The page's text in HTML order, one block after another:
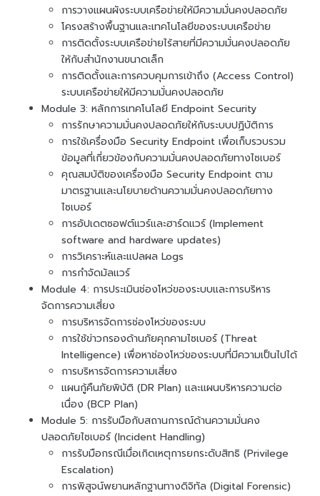
การวางแผนผังระบบเครือข่ายให้มีความมั่นคงปลอดภัย
โครงสร้างพื้นฐานและเทคโนโลยีของระบบเครือข่าย
การติดตั้งระบบเครือข่ายไร้สายที่มีความมั่นคงปลอดภัย
ให้กับสำนักงานขนาดเล็ก
การติดตั้งและการควบคุมการเข้าถึง (Access Control)
ระบบเครือข่ายให้มีความมั่นคงปลอดภัย
Module 3: หลักการเทคโนโลยี Endpoint Security
การรักษาความมั่นคงปลอดภัยให้กับระบบปฏิบัติการ
การใช้เครื่องมือ Security Endpoint เพื่อเก็บรวบรวม
ข้อมูลที่เกี่ยวข้องกับความมั่นคงปลอดภัยทางไซเบอร์
คุณสมบัติของเครื่องมือ Security Endpoint ตาม
มาตรฐานและนโยบายด้านความมั่นคงปลอดภัยทาง
ไซเบอร์
การอัปเดตซอฟต์แวร์และฮาร์ดแวร์ (Implement
software and hardware updates)
การวิเคราะห์และแปลผล Logs
การกำจัดมัลแวร์
Module 4: การประเมินช่องโหว่ของระบบและการบริหาร
จัดการความเสี่ยง
การบริหารจัดการช่องโหว่ของระบบ
การใช้ข่าวกรองด้านภัยคุกคามไซเบอร์ (Threat
Intelligence) เพื่อหาช่องโหว่ของระบบที่มีความเป็นไปได้
การบริหารจัดการความเสี่ยง
แผนกู้คืนภัยพิบัติ (DR Plan) และแผนบริหารความต่อ
เนื่อง (BCP Plan)
Module 5: การรับมือกับสถานการณ์ด้านความมั่นคง
ปลอดภัยไซเบอร์ (Incident Handling)
การรับมือกรณีเมื่อเกิดเหตุการยกระดับสิทธิ (Privilege
Escalation)
การพิสูจน์พยานหลักฐานทางดิจิทัล (Digital Forensic)